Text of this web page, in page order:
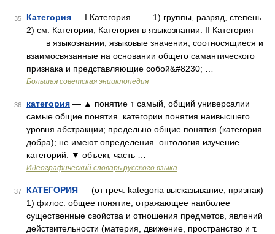
35 Категория — I Категория 1) группы, разряд, степень.
2) см. Категории, Категория в языкознании. II Категория
в языкознании, языковые значения, соотносящиеся и
взаимосвязанные на основании общего самантического
признака и представляющие собой&#8230; …
Большая советская энциклопедия
36 категория — ▲ понятие ↑ самый, общий универсалии
самые общие понятия. категории понятия наивысшего
уровня абстракции; предельно общие понятия (категория
добра); не имеют определения. онтология изучение
категорий. ▼ объект, часть …
Идеографический словарь русского языка
37 КАТЕГОРИЯ — (от греч. kategoria высказывание, признак)
1) филос. общее понятие, отражающее наиболее
существенные свойства и отношения предметов, явлений
действительности (материя, движение, пространство и т.